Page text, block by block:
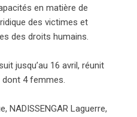
en matière de
des victimes et
des droits humains.
jusqu’au 16 avril, réunit
4 femmes.
NADISSENGAR Laguerre,